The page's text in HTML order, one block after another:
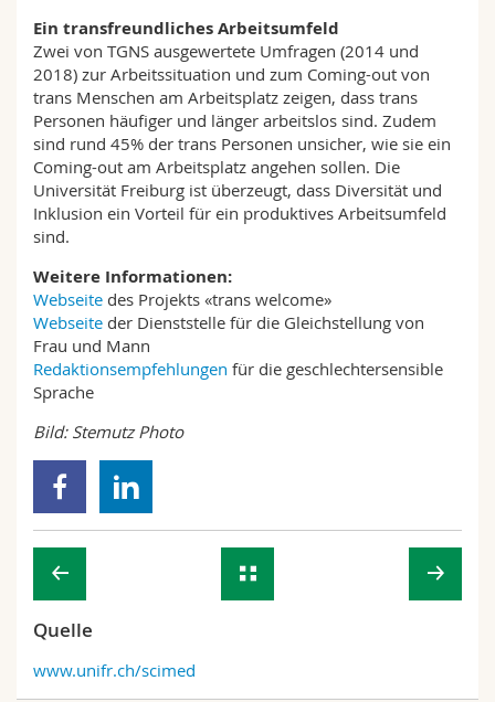
Ein transfreundliches Arbeitsumfeld
Zwei von TGNS ausgewertete Umfragen (2014 und
2018) zur Arbeitssituation und zum Coming-out von
trans Menschen am Arbeitsplatz zeigen, dass trans
Personen häufiger und länger arbeitslos sind. Zudem
sind rund 45% der trans Personen unsicher, wie sie ein
Coming-out am Arbeitsplatz angehen sollen. Die
Universität Freiburg ist überzeugt, dass Diversität und
Inklusion ein Vorteil für ein produktives Arbeitsumfeld
sind.
Weitere Informationen:
Webseite des Projekts «trans welcome»
Webseite der Dienststelle für die Gleichstellung von
Frau und Mann
Redaktionsempfehlungen für die geschlechtersensible
Sprache
Bild: Stemutz Photo
Quelle
www.unifr.ch/scimed